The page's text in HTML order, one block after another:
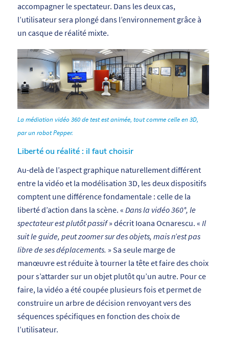
accompagner le spectateur. Dans les deux cas,
l’utilisateur sera plongé dans l’environnement grâce à
un casque de réalité mixte.
La médiation vidéo 360 de test est animée, tout comme celle en 3D,
par un robot Pepper.
Liberté ou réalité : il faut choisir
Au-delà de l’aspect graphique naturellement différent
entre la vidéo et la modélisation 3D, les deux dispositifs
comptent une différence fondamentale : celle de la
liberté d’action dans la scène. « Dans la vidéo 360°, le
spectateur est plutôt passif» décrit Ioana Ocnarescu. « Il
suit le guide, peut zoomer sur des objets, mais n’est pas
libre de ses déplacements. » Sa seule marge de
manœuvre est réduite à tourner la tête et faire des choix
pour s’attarder sur un objet plutôt qu’un autre. Pour ce
faire, la vidéo a été coupée plusieurs fois et permet de
construire un arbre de décision renvoyant vers des
séquences spécifiques en fonction des choix de
l’utilisateur.